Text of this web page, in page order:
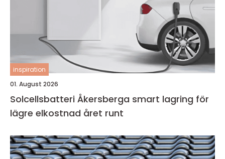
inspiration
01. August 2026
Solcellsbatteri Åkersberga smart lagring för
lägre elkostnad året runt